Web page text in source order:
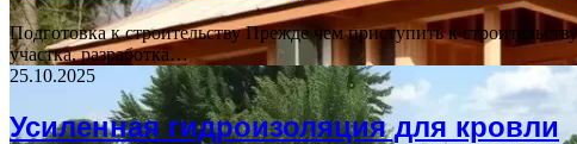
Подготовка к строительству Прежде чем приступить к
участка, разработка…
25.10.2025
Усиленная гидроизоляция для кровли